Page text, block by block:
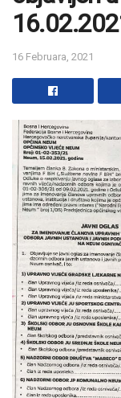
16 Februara, 2021